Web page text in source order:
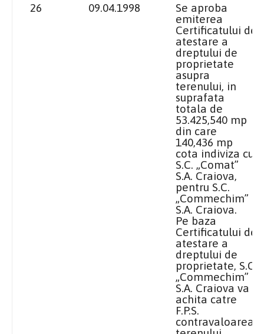
26 09.04.1998
Se aproba
emiterea
Certificatului de
atestare a
dreptului de
proprietate
asupra
terenului, in
suprafata
totala de
53.425,540 mp
din care
140,436 mp
cota indiviza cu
S.C. „Comat”
S.A. Craiova,
pentru S.C.
„Commechim”
S.A. Craiova.
Pe baza
Certificatului de
atestare a
dreptului de
proprietate, S.C.
„Commechim”
S.A. Craiova va
achita catre
F.P.S.
contravaloarea